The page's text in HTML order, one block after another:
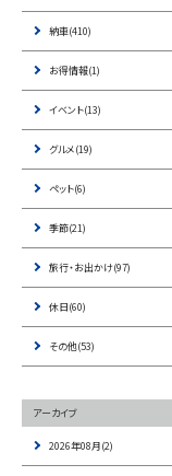
納車(410)
お得情報(1)
イベント(13)
グルメ(19)
ペット(6)
季節(21)
旅行・お出かけ(97)
休日(60)
その他(53)
アーカイブ
2026年08月(2)